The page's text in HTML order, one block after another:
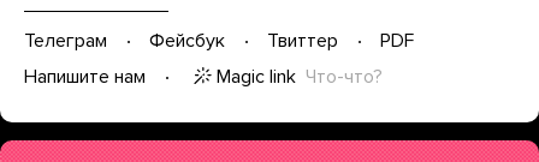
Телеграм Фейсбук Твиттер
PDF
Напишите нам
Magic link Что-что?